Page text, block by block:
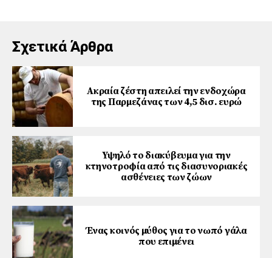
Σχετικά Άρθρα
Ακραία ζέστη απειλεί την ενδοχώρα
της Παρμεζάνας των 4,5 δισ. ευρώ
Υψηλό το διακύβευμα για την
κτηνοτροφία από τις διασυνοριακές
ασθένειες των ζώων
Ένας κοινός μύθος για το νωπό γάλα
που επιμένει